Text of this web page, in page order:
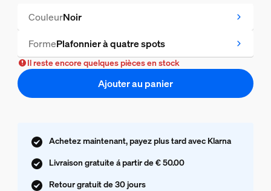
CouleurNoir
FormePlafonnier à quatre spots
Il reste encore quelques pièces en stock
Ajouter au panier
Achetez maintenant, payez plus tard avec Klarna
Livraison gratuite á partir de € 50.00
Retour gratuit de 30 jours